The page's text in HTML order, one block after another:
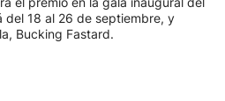
del 18 al 26 de septiembre, y
Bucking Fastard.